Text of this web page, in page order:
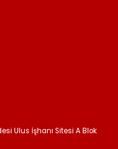
Ulus İşhanı Sitesi A Blok